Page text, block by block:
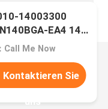
14003300
EA4 14"
Call Me Now
Kontaktieren Sie
uns